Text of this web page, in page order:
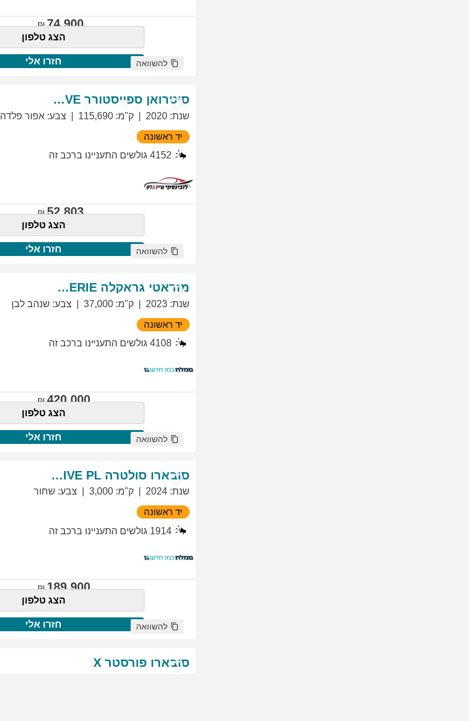
74,900
הצג טלפון
חזרו אלי להשוואה
סיטרואן ספייסטורר EXCLUSIVE
שנת:
2020 ק"מ:
115,690 צבע: אפור פלדה
יד ראשונה
4152 גולשים התעניינו ברכב זה
52,803
הצג טלפון
חזרו אלי להשוואה
מזראטי גראקלה PRIMASERIE
שנת:
2023 ק"מ:
37,000 צבע: שנהב לבן
יד ראשונה
4108 גולשים התעניינו ברכב זה
420,000
הצג טלפון
חזרו אלי להשוואה
סובארו סולטרה EXCLUSIVE PL
שנת:
2024 ק"מ:
3,000 צבע: שחור
יד ראשונה
1914 גולשים התעניינו ברכב זה
189,900
הצג טלפון
חזרו אלי להשוואה
סובארו פורסטר X